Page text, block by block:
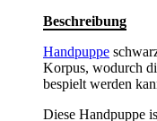
Beschreibung
Handpuppe
Korpus, wodurch
bespielt werden
Diese Handpuppe